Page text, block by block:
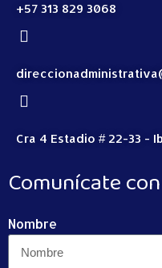
+57 313 829 3068
Cra 4 Estadio # 22-33 -
Comunícate
Nombre